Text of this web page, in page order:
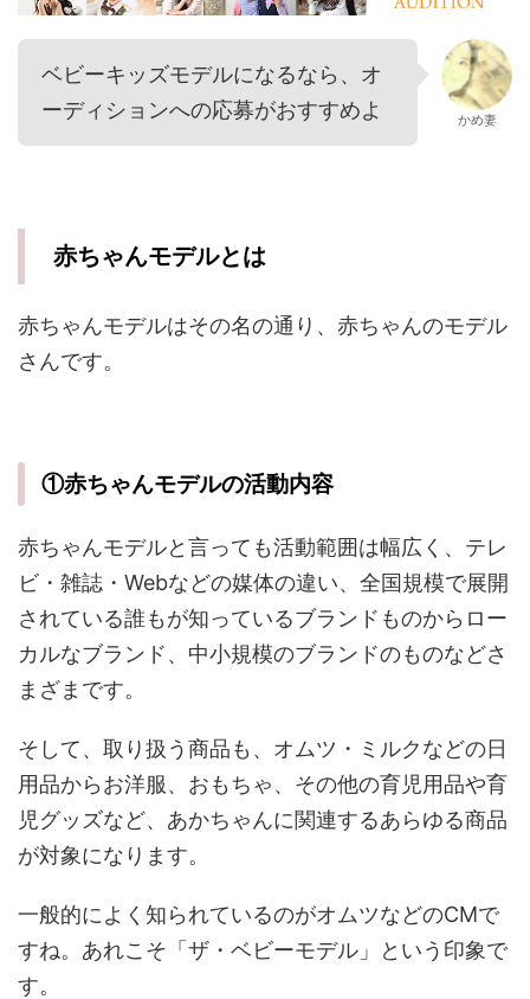
ベビーキッズモデルになるなら、オ
ーディションへの応募がおすすめよ
かめ妻
赤ちゃんモデルとは
赤ちゃんモデルはその名の通り、赤ちゃんのモデル
さんです。
①赤ちゃんモデルの活動内容
赤ちゃんモデルと言っても活動範囲は幅広く、テレ
ビ・雑誌・Webなどの媒体の違い、全国規模で展開
されている誰もが知っているブランドものからロー
カルなブランド、中小規模のブランドのものなどさ
まざまです。
そして、取り扱う商品も、オムツ・ミルクなどの日
用品からお洋服、おもちゃ、その他の育児用品や育
児グッズなど、あかちゃんに関連するあらゆる商品
が対象になります。
一般的によく知られているのがオムツなどのCMで
すね。あれこそ「ザ・ベビーモデル」という印象で
す。